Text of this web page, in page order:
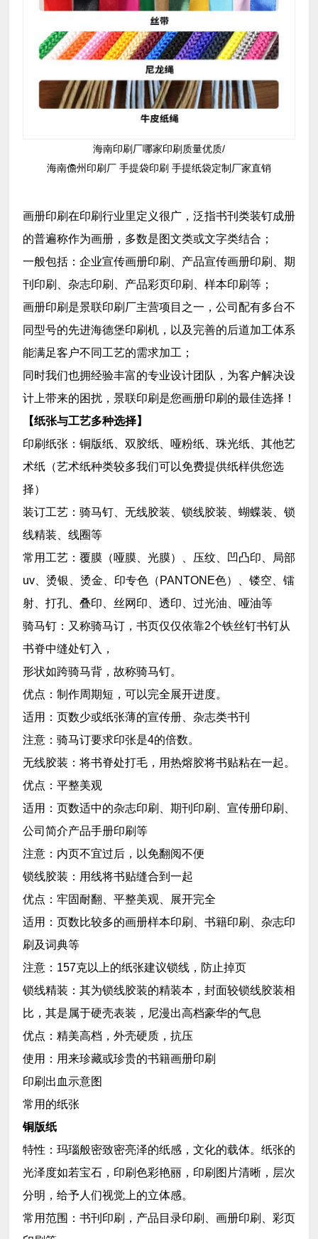
海南印刷厂哪家印刷质量优质/
海南儋州印刷厂 手提袋印刷手提纸袋定制厂家直销
画册印刷在印刷行业里定义很广，泛指书刊类装钉成册
的普遍称作为画册，多数是图文类或文字类结合；
一般包括：企业宣传画册印刷、产品宣传画册印刷、期
刊印刷、杂志印刷、产品彩页印刷、样本印刷等；
画册印刷是景联印刷厂主营项目之一，公司配有多台不
同型号的先进海德堡印刷机，以及完善的后道加工体系
能满足客户不同工艺的需求加工；
同时我们也拥经验丰富的专业设计团队，为客户解决设
计上带来的困扰，景联印刷是您画册印刷的最佳选择！
【纸张与工艺多种选择】
印刷纸张：铜版纸、双胶纸、哑粉纸、珠光纸、其他艺
术纸（艺术纸种类较多我们可以免费提供纸样供您选
择）
装订工艺：骑马钉、无线胶装、锁线胶装、蝴蝶装、锁
线精装、线圈等
常用工艺：覆膜（哑膜、光膜）、压纹、凹凸印、局部
uv、烫银、烫金、印专色（PANTONE色）、镂空、镭
射、打孔、叠印、丝网印、透印、过光油、哑油等
骑马钉：又称骑马订，书页仅仅依靠2个铁丝钉书钉从
书脊中缝处钉入，
形状如跨骑马背，故称骑马钉。
优点：制作周期短，可以完全展开进度。
适用：页数少或纸张薄的宣传册、杂志类书刊
注意：骑马订要求印张是4的倍数。
无线胶装：将书脊处打毛，用热熔胶将书贴粘在一起。
优点：平整美观
适用：页数适中的杂志印刷、期刊印刷、宣传册印刷、
公司简介产品手册印刷等
注意：内页不宜过后，以免翻阅不便
锁线胶装：用线将书贴缝合到一起
优点：牢固耐翻、平整美观、展开完全
适用：页数比较多的画册样本印刷、书籍印刷、杂志印
刷及词典等
注意：157克以上的纸张建议锁线，防止掉页
锁线精装：其为锁线胶装的精装本，封面较锁线胶装相
比，其是属于硬壳表装，尼漫出高档豪华的气息
优点：精美高档，外壳硬质，抗压
使用：用来珍藏或珍贵的书籍画册印刷
印刷出血示意图
常用的纸张
铜版纸
特性：玛瑙般密致密亮泽的纸感，文化的载体。纸张的
光泽度如若宝石，印刷色彩艳丽，印刷图片清晰，层次
分明，给予人们视觉上的立体感。
常用范围：书刊印刷，产品目录印刷、画册印刷、彩页